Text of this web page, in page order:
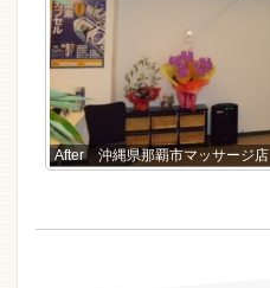
After 沖縄県那覇市マッサージ店